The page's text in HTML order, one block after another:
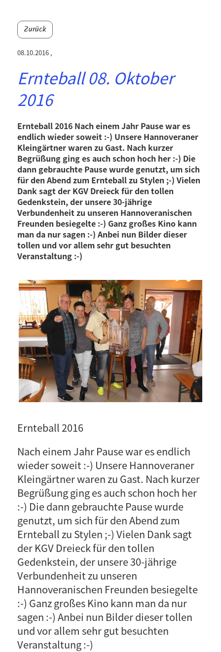
Zurück
08.10.2016 ,
Ernteball 08. Oktober
2016
Ernteball 2016 Nach einem Jahr Pause war es
endlich wieder soweit :-) Unsere Hannoveraner
Kleingärtner waren zu Gast. Nach kurzer
Begrüßung ging es auch schon hoch her :-) Die
dann gebrauchte Pause wurde genutzt, um sich
für den Abend zum Ernteball zu Stylen ;-) Vielen
Dank sagt der KGV Dreieck für den tollen
Gedenkstein, der unsere 30-jährige
Verbundenheit zu unseren Hannoveranischen
Freunden besiegelte :-) Ganz großes Kino kann
man da nur sagen :-) Anbei nun Bilder dieser
tollen und vor allem sehr gut besuchten
Veranstaltung :-)
Ernteball 2016
Nach einem Jahr Pause war es endlich
wieder soweit :-) Unsere Hannoveraner
Kleingärtner waren zu Gast. Nach kurzer
Begrüßung ging es auch schon hoch her
:-) Die dann gebrauchte Pause wurde
genutzt, um sich für den Abend zum
Ernteball zu Stylen ;-) Vielen Dank sagt
der KGV Dreieck für den tollen
Gedenkstein, der unsere 30-jährige
Verbundenheit zu unseren
Hannoveranischen Freunden besiegelte
:-) Ganz großes Kino kann man da nur
sagen :-) Anbei nun Bilder dieser tollen
und vor allem sehr gut besuchten
Veranstaltung :-)